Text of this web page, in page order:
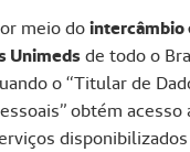
meio dointercâmbio
Unimedsde todo o
o “Titular de
obtém acesso
disponibilizados